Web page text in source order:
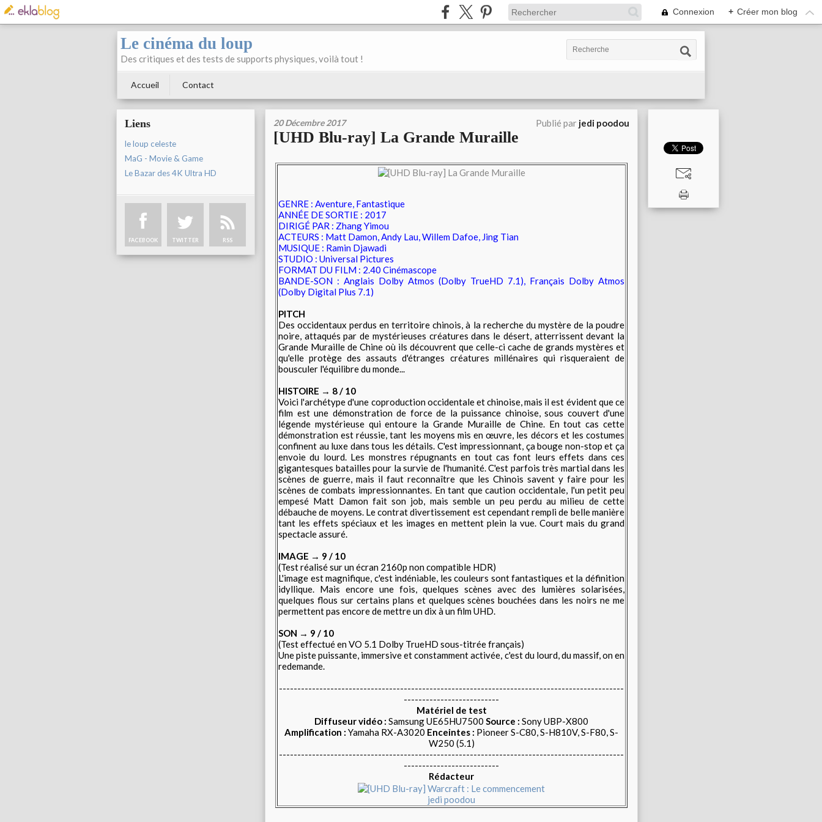
Connexion + Créer mon blog
Le cinéma du loup
Des critiques et des tests de supports physiques, voilà tout !
Accueil Contact
Liens
le loup celeste
MaG - Movie & Game
Le Bazar des 4K Ultra HD
FACEBOOK TWITTER RSS
20 Décembre 2017 Publié par jedi poodou
[UHD Blu-ray] La Grande Muraille
GENRE : Aventure, Fantastique
ANNÉE DE SORTIE : 2017
DIRIGÉ PAR : Zhang Yimou
ACTEURS : Matt Damon, Andy Lau, Willem Dafoe, Jing Tian
MUSIQUE : Ramin Djawadi
STUDIO : Universal Pictures
FORMAT DU FILM : 2.40 Cinémascope
BANDE-SON : Anglais Dolby Atmos (Dolby TrueHD 7.1), Français Dolby Atmos
(Dolby Digital Plus 7.1)
PITCH
Des occidentaux perdus en territoire chinois, à la recherche du mystère de la poudre
noire, attaqués par de mystérieuses créatures dans le désert, atterrissent devant la
Grande Muraille de Chine où ils découvrent que celle-ci cache de grands mystères et
qu'elle protège des assauts d'étranges créatures millénaires qui risqueraient de
bousculer l'équilibre du monde...
HISTOIRE → 8 / 10
Voici l'archétype d'une coproduction occidentale et chinoise, mais il est évident que ce
film est une démonstration de force de la puissance chinoise, sous couvert d'une
légende mystérieuse qui entoure la Grande Muraille de Chine. En tout cas cette
démonstration est réussie, tant les moyens mis en œuvre, les décors et les costumes
confinent au luxe dans tous les détails. C'est impressionnant, ça bouge non-stop et ça
envoie du lourd. Les monstres répugnants en tout cas font leurs effets dans ces
gigantesques batailles pour la survie de l'humanité. C'est parfois très martial dans les
scènes de guerre, mais il faut reconnaître que les Chinois savent y faire pour les
scènes de combats impressionnantes. En tant que caution occidentale, l'un petit peu
empesé Matt Damon fait son job, mais semble un peu perdu au milieu de cette
débauche de moyens. Le contrat divertissement est cependant rempli de belle manière
tant les effets spéciaux et les images en mettent plein la vue. Court mais du grand
spectacle assuré.
IMAGE → 9 / 10
(Test réalisé sur un écran 2160p non compatible HDR)
L'image est magnifique, c'est indéniable, les couleurs sont fantastiques et la définition
idyllique. Mais encore une fois, quelques scènes avec des lumières solarisées,
quelques flous sur certains plans et quelques scènes bouchées dans les noirs ne me
permettent pas encore de mettre un dix à un film UHD.
SON → 9 / 10
(Test effectué enVO 5.1 Dolby TrueHD sous-titrée français)
Une piste puissante, immersive et constamment activée, c'est du lourd, du massif, on en
redemande.
----------------------------------------------------------------------------------------------
--------------------------
Matériel de test
Diffuseur vidéo : Samsung UE65HU7500 Source : Sony UBP-X800
Amplification : Yamaha RX-A3020 Enceintes : Pioneer S-C80, S-H810V, S-F80, S-
W250 (5.1)
----------------------------------------------------------------------------------------------
--------------------------
Rédacteur
jedi poodou